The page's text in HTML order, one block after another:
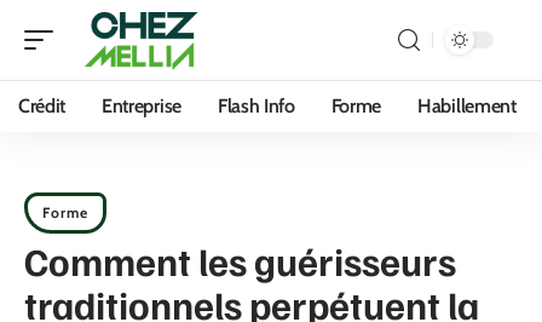
Crédit Entreprise Flash Info Forme Habillement
Forme
Comment les guérisseurs
traditionnels perpétuent la